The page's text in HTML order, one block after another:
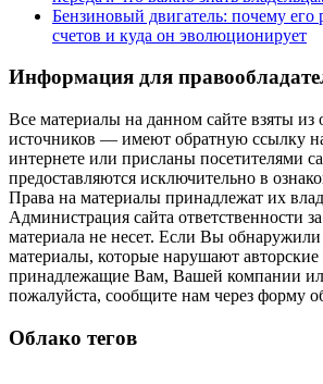
Бензиновый двигатель: почему его
счетов и куда он эволюционирует
Информация для
Все материалы на данном сайте взяты из
источников — имеют обратную ссылку
интернете или присланы посетителями
предоставляются исключительно в
Права на материалы принадлежат их
Администрация сайта ответственности
материала не несет. Если Вы
материалы, которые нарушают авторские
принадлежащие Вам, Вашей компании
пожалуйста, сообщите нам через форму
Облако тегов